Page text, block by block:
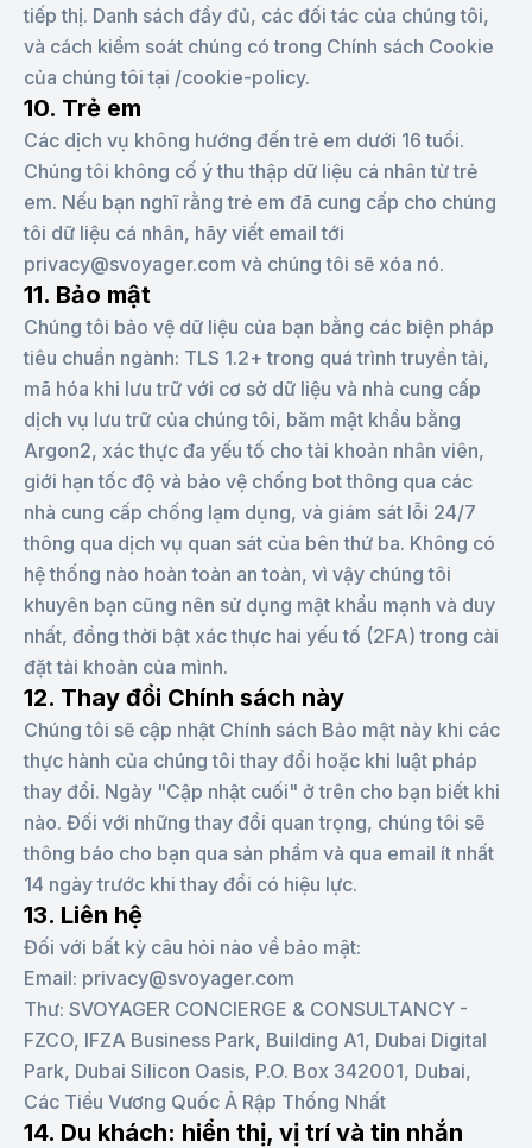
tiếp thị. Danh sách đầy đủ, các đối tác của chúng tôi,
và cách kiểm soát chúng có trong Chính sách Cookie
của chúng tôi tại /cookie-policy.
10. Trẻ em
Các dịch vụ không hướng đến trẻ em dưới 16 tuổi.
Chúng tôi không cố ý thu thập dữ liệu cá nhân từ trẻ
em. Nếu bạn nghĩ rằng trẻ em đã cung cấp cho chúng
tôi dữ liệu cá nhân, hãy viết email tới
privacy@svoyager.com và chúng tôi sẽ xóa nó.
11. Bảo mật
Chúng tôi bảo vệ dữ liệu của bạn bằng các biện pháp
tiêu chuẩn ngành: TLS 1.2+ trong quá trình truyền tải,
mã hóa khi lưu trữ với cơ sở dữ liệu và nhà cung cấp
dịch vụ lưu trữ của chúng tôi, băm mật khẩu bằng
Argon2, xác thực đa yếu tố cho tài khoản nhân viên,
giới hạn tốc độ và bảo vệ chống bot thông qua các
nhà cung cấp chống lạm dụng, và giám sát lỗi 24/7
thông qua dịch vụ quan sát của bên thứ ba. Không có
hệ thống nào hoàn toàn an toàn, vì vậy chúng tôi
khuyên bạn cũng nên sử dụng mật khẩu mạnh và duy
nhất, đồng thời bật xác thực hai yếu tố (2FA) trong cài
đặt tài khoản của mình.
12. Thay đổi Chính sách này
Chúng tôi sẽ cập nhật Chính sách Bảo mật này khi các
thực hành của chúng tôi thay đổi hoặc khi luật pháp
thay đổi. Ngày "Cập nhật cuối" ở trên cho bạn biết khi
nào. Đối với những thay đổi quan trọng, chúng tôi sẽ
thông báo cho bạn qua sản phẩm và qua email ít nhất
14 ngày trước khi thay đổi có hiệu lực.
13. Liên hệ
Đối với bất kỳ câu hỏi nào về bảo mật:
Email: privacy@svoyager.com
Thư: SVOYAGER CONCIERGE & CONSULTANCY -
FZCO, IFZA Business Park, Building A1, Dubai Digital
Park, Dubai Silicon Oasis, P.O. Box 342001, Dubai,
Các Tiểu Vương Quốc Ả Rập Thống Nhất
14. Du khách: hiển thị, vị trí và tin nhắn